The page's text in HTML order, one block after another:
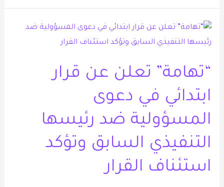
“تهامة” تعلن عن قرار
ابتدائي في دعوى
المسؤولية ضد رئيسها
التنفيذي السابق وتؤكد
استئناف القرار
“تهامة”
تعلن
قرار
ابتدائي
في
دعوى
ضد
رئيسها